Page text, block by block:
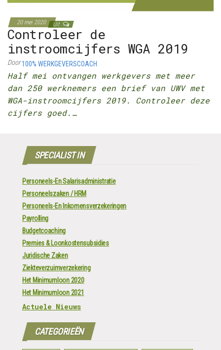
20 mei 2020 Uit
Controleer de
instroomcijfers WGA 2019
Door100% WERKGEVERSCOACH
Half mei ontvangen werkgevers met meer
dan 250 werknemers een brief van UWV met
WGA-instroomcijfers 2019. Controleer deze
cijfers goed.…
SPECIALIST IN
Personeels-En Salarisadministratie
Personeelszaken / HRM
Personeels-En Inkomensverzekeringen
Payrolling
Budgetcoaching
Premies & Loonkostensubsidies
Juridische Zaken
Ziekteverzuimverzekering
Het Minimumloon 2020
Het Minimumloon 2021
Actuele Nieuws
CATEGORIEËN